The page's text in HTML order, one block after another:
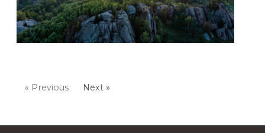
« Previous Next »